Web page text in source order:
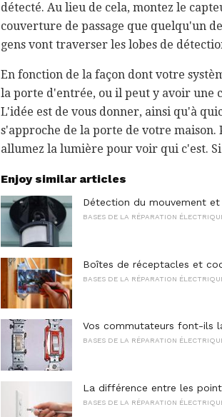
détecté. Au lieu de cela, montez le
couverture de passage que quelqu'un
gens vont traverser les lobes de
En fonction de la façon dont votre
la porte d'entrée, ou il peut y avoir une
L'idée est de vous donner, ainsi qu'à
s'approche de la porte de votre
allumez la lumière pour voir qui c'est.
Enjoy similar articles
Détection du mouvement
BASES DE LA RÉPARATION
Boîtes de réceptacles et
BASES DE LA RÉPARATION
Vos commutateurs font-ils
BASES DE LA RÉPARATION
La différence entre les
BASES DE LA RÉPARATION